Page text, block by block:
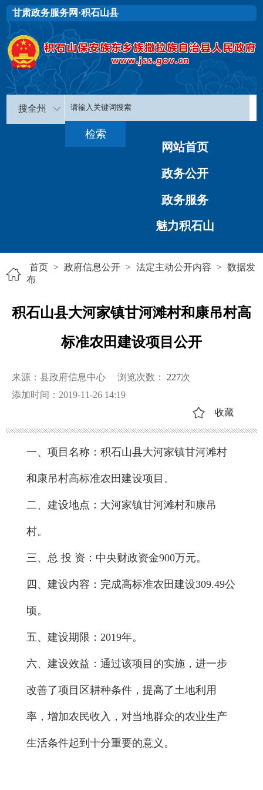
甘肃政务服务网·积石山县
搜全州
网站首页
政务公开
政务服务
魅力积石山
首页 > 政府信息公开 > 法定主动公开内容 > 数据发
布
积石山县大河家镇甘河滩村和康吊村高
标准农田建设项目公开
来源：县政府信息中心 浏览次数： 227次
添加时间：2019-11-26 14:19
收藏
一、项目名称：积石山县大河家镇甘河滩村
和康吊村高标准农田建设项目。
二、建设地点：大河家镇甘河滩村和康吊
村。
三、总 投 资：中央财政资金900万元。
四、建设内容：完成高标准农田建设309.49公
顷。
五、建设期限：2019年。
六、建设效益：通过该项目的实施，进一步
改善了项目区耕种条件，提高了土地利用
率，增加农民收入，对当地群众的农业生产
生活条件起到十分重要的意义。